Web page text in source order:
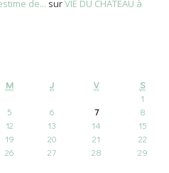
de... surVIE DU CHATEAU à
M J V
S
1
5 6 7
8
12 13 14
15
19 20 21
22
26 27 28
29